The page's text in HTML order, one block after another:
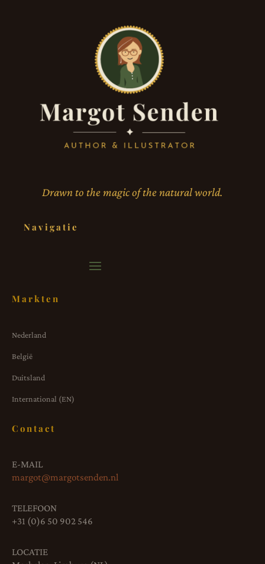
Drawn to the magic of the natural world.
Navigatie
Markten
Nederland
België
Duitsland
International (EN)
Contact
E-MAIL
margot@margotsenden.nl
TELEFOON
+31 (0)6 50 902 546
LOCATIE